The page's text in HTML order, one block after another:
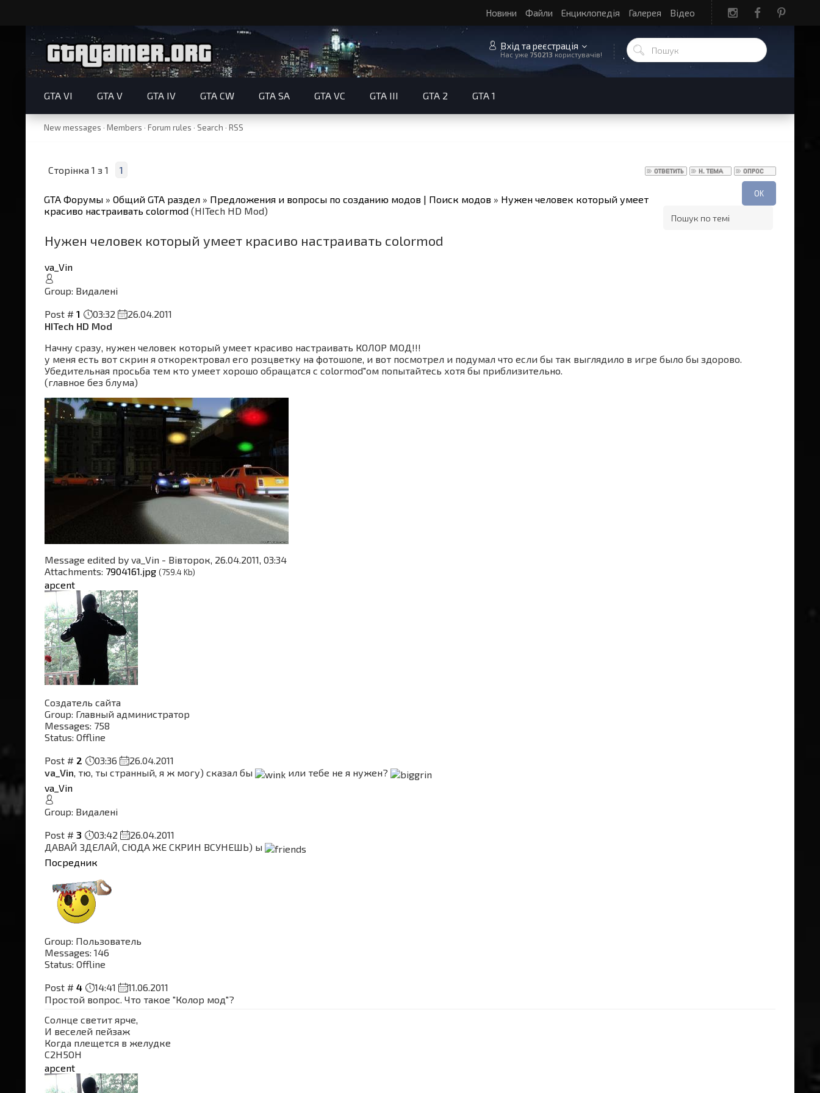
Новини Файли Енциклопедія Галерея Відео
Вхід та реєстрація
Нас уже 750213 користувачів!
GTA VI GTA V GTA IV GTA CW GTA SA GTA VC GTA III GTA 2 GTA 1
New messages · Members · Forum rules · Search · RSS
Сторінка 1 з 1 1
GTA Форумы » Общий GTA раздел » Предложения и вопросы по созданию модов | Поиск модов » Нужен человек который умеет
красиво настраивать colormod (HITech HD Mod)
Нужен человек который умеет красиво настраивать colormod
va_Vin
Group: Видалені
Post # 1 03:32
26.04.2011
HITech HD Mod
Начну сразу, нужен человек который умеет красиво настраивать КОЛОР МОД!!!
у меня есть вот скрин я откоректровал его розцветку на фотошопе, и вот посмотрел и подумал что если бы так выглядило в игре было бы здорово.
Убедительная просьба тем кто умеет хорошо обращатся с colormod"ом попытайтесь хотя бы приблизительно.
(главное без блума)
Message edited by va_Vin - Вівторок, 26.04.2011, 03:34
Attachments: 7904161.jpg (759.4 Kb)
apcent
Создатель сайта
Group: Главный администратор
Messages: 758
Status: Offline
Post # 2 03:36
26.04.2011
va_Vin, тю, ты странный, я ж могу) сказал бы
или тебе не я нужен?
va_Vin
Group: Видалені
Post # 3 03:42
26.04.2011
ДАВАЙ ЗДЕЛАЙ, СЮДА ЖЕ СКРИН ВСУНЕШЬ) ы
Посредник
Group: Пользователь
Messages: 146
Status: Offline
Post # 4 14:41
11.06.2011
Простой вопрос. Что такое "Колор мод"?
Солнце светит ярче,
И веселей пейзаж
Когда плещется в желудке
C2H5OH
apcent